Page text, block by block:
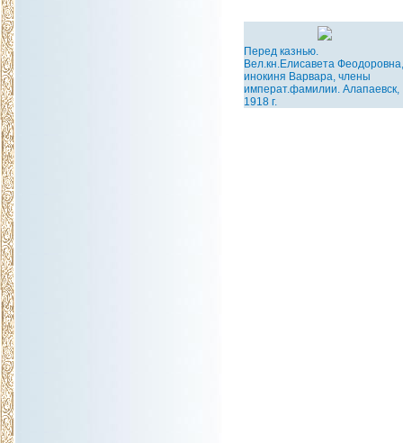
Перед казнью.
Вел.кн.Елисавета Феодоровна,
инокиня Варвара, члены
императ.фамилии. Алапаевск,
1918 г.